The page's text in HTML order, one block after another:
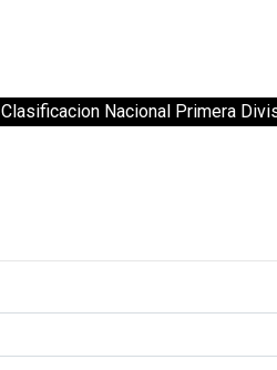
Clasificacion Nacional Primera